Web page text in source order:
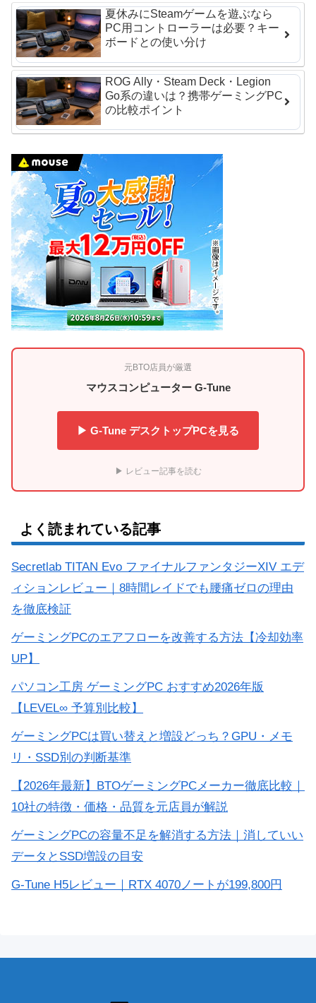
夏休みにSteamゲームを遊ぶなら
PC用コントローラーは必要？キー
ボードとの使い分け
ROG Ally・Steam Deck・Legion
Go系の違いは？携帯ゲーミングPC
の比較ポイント
元BTO店員が厳選
マウスコンピューター G-Tune
▶ G-Tune デスクトップPCを見る
▶ レビュー記事を読む
よく読まれている記事
Secretlab TITAN Evo ファイナルファンタジーXIV エデ
ィションレビュー｜8時間レイドでも腰痛ゼロの理由
を徹底検証
ゲーミングPCのエアフローを改善する方法【冷却効率
UP】
パソコン工房 ゲーミングPC おすすめ2026年版
【LEVEL∞ 予算別比較】
ゲーミングPCは買い替えと増設どっち？GPU・メモ
リ・SSD別の判断基準
【2026年最新】BTOゲーミングPCメーカー徹底比較｜
10社の特徴・価格・品質を元店員が解説
ゲーミングPCの容量不足を解消する方法｜消していい
データとSSD増設の目安
G-Tune H5レビュー｜RTX 4070ノートが199,800円